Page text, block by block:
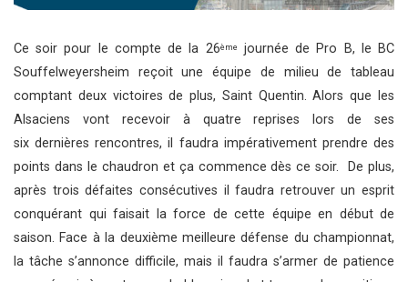
Ce soir pour le compte de la 26ème
journée de Pro B, le BC
Souffelweyersheim reçoit une équipe de milieu de tableau
comptant deux victoires de plus, Saint Quentin. Alors que les
Alsaciens vont recevoir à quatre reprises lors de ses
six dernières rencontres, il faudra impérativement prendre des
points dans le chaudron et ça commence dès ce soir. De plus,
après trois défaites consécutives il faudra retrouver un esprit
conquérant qui faisait la force de cette équipe en début de
saison. Face à la deuxième meilleure défense du championnat,
la tâche s’annonce difficile, mais il faudra s’armer de patience